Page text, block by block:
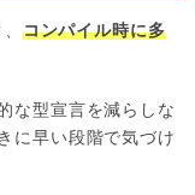
コンパイル時に多
な型宣言を減らしな
に早い段階で気づけ